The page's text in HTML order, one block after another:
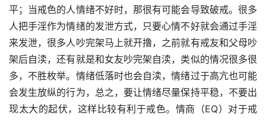
平；当戒色的人情绪不好时，那很有可能会导致破戒。很多
人把手淫作为情绪的发泄方式，只要心情不好就会通过手淫
来发泄，很多人吵完架马上就开撸，之前就有戒友和父母吵
架后自渎，还有就是和女友吵完架自渎，类似的情况很多很
多，不胜枚举。情绪低落时也会自渎，情绪过于高亢也可能
会发生放纵的行为，总之，要让情绪尽量保持平稳，不要出
现太大的起伏，这样比较有利于戒色。情商（EQ）对于戒